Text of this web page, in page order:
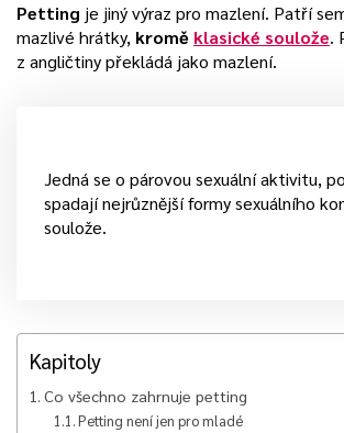
Petting je jiný výraz pro mazlení. Patří
mazlivé hrátky, kromě klasické soulože.
z angličtiny překládá jako mazlení.
Jedná se o párovou sexuální aktivitu,
spadají nejrůznější formy sexuálního
soulože.
Kapitoly
Co všechno zahrnuje petting
Petting není jen pro mladé